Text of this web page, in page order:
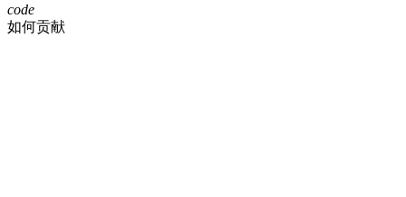
code
如何贡献